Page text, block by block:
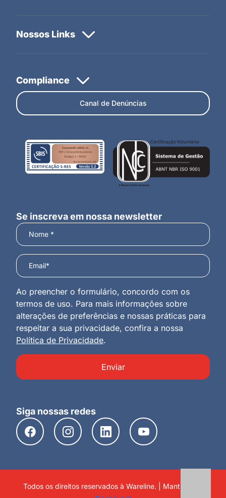
Canal de Denúncias
Se inscreva em nossa newsletter
Ao preencher o formulário, concordo com os
termos de uso. Para mais informações sobre
alterações de preferências e nossas práticas para
respeitar a sua privacidade, confira a nossa
Política de Privacidade.
Enviar
Siga nossas redes
Todos os direitos reservados à Wareline. | Mantido por